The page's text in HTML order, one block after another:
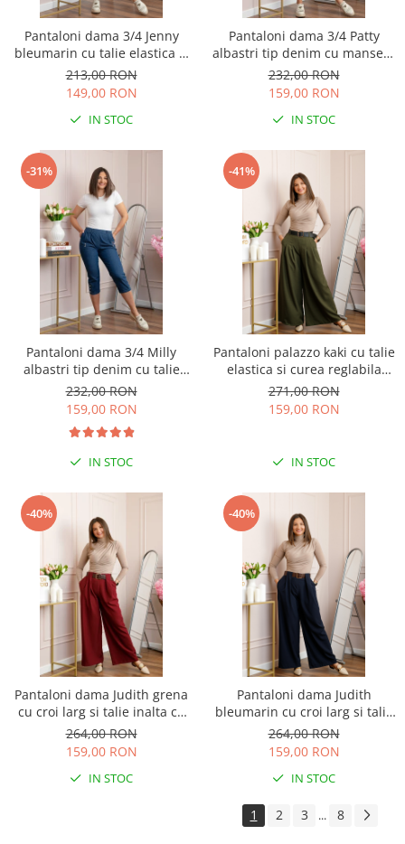
Pantaloni dama 3/4 Jenny
bleumarin cu talie elastica si
fermoare decorative
213,00 RON
149,00 RON
IN STOC
Pantaloni dama 3/4 Patty
albastri tip denim cu manseta
reglabila si talie elastica
232,00 RON
159,00 RON
IN STOC
-31%
Pantaloni dama 3/4 Milly
albastri tip denim cu talie
elastica si buzunare
232,00 RON
159,00 RON
IN STOC
-41%
Pantaloni palazzo kaki cu talie
elastica si curea reglabila
Savannah
271,00 RON
159,00 RON
IN STOC
-40%
Pantaloni dama Judith grena
cu croi larg si talie inalta cu
curea
264,00 RON
159,00 RON
IN STOC
-40%
Pantaloni dama Judith
bleumarin cu croi larg si talie
inalta cu curea
264,00 RON
159,00 RON
IN STOC
1 2 3 ... 8